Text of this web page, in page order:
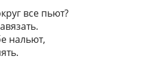
все пьют?
нальют,